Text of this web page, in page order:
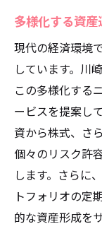
多様化する資
現代の経済環境
しています。川
この多様化する
ービスを提案し
資から株式、さ
個々のリスク許
します。さらに
トフォリオの定
的な資産形成を